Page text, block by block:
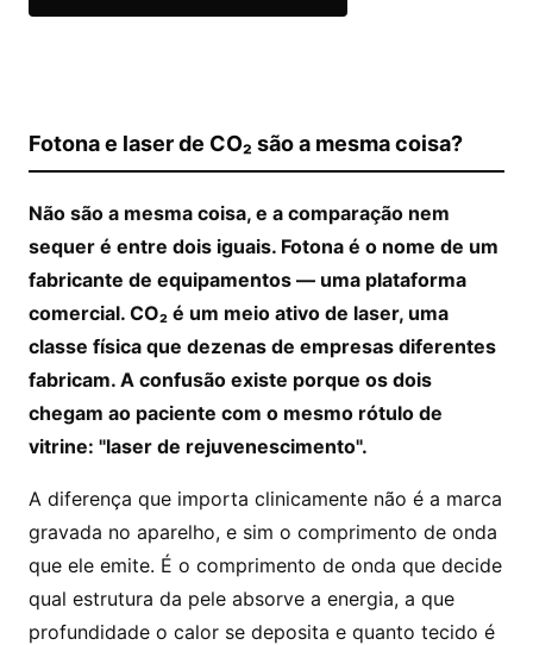
Fotona e laser de CO₂ são a mesma coisa?
Não são a mesma coisa, e a comparação nem
sequer é entre dois iguais. Fotona é o nome de um
fabricante de equipamentos — uma plataforma
comercial. CO₂ é um meio ativo de laser, uma
classe física que dezenas de empresas diferentes
fabricam. A confusão existe porque os dois
chegam ao paciente com o mesmo rótulo de
vitrine: "laser de rejuvenescimento".
A diferença que importa clinicamente não é a marca
gravada no aparelho, e sim o comprimento de onda
que ele emite. É o comprimento de onda que decide
qual estrutura da pele absorve a energia, a que
profundidade o calor se deposita e quanto tecido é